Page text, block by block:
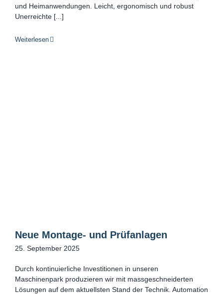
und Heimanwendungen. Leicht, ergonomisch und robust
Unerreichte [...]
Weiterlesen
Neue Montage- und Prüfanlagen
25. September 2025
Durch kontinuierliche Investitionen in unseren
Maschinenpark produzieren wir mit massgeschneiderten
Lösungen auf dem aktuellsten Stand der Technik. Automation